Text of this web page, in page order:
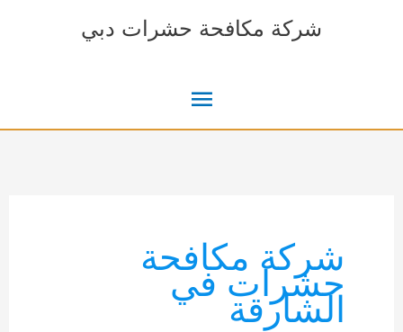
شركة مكافحة حشرات دبي
القائمة
شركة مكافحة
حشرات في
الشارقة